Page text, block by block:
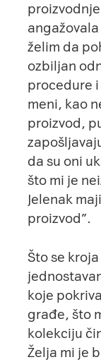
želim da
ozbiljan
procedure
meni, kao
proizvod,
da su oni
što mi je
Jelenak
proizvod”.
Što se
koje
građe, što
kolekciju
Želja mi je